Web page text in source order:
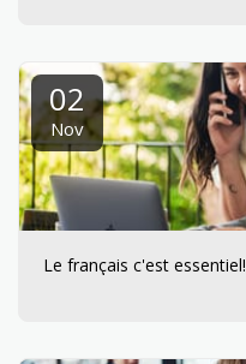
02
Nov
Le français c'est essentiel!